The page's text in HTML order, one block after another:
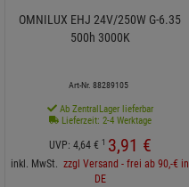
OMNILUX EHJ 24V/250W G-6.35
500h 3000K
Art-Nr. 88289105
Ab ZentralLager lieferbar
Lieferzeit: 2-4 Werktage
UVP: 4,64 € 1 3,91 €
inkl. MwSt. zzgl Versand - frei ab 90,-€ in
DE